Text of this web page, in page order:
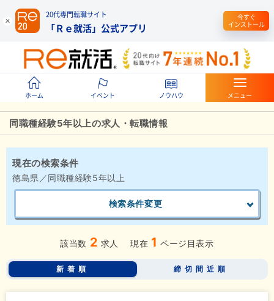
20代専門転職サイト
「Ｒｅ就活」公式アプリ
今すぐ
インストール
ホーム イベント ノウハウ メニュー
同職種経験5年以上の求人・転職情報
現在の検索条件
徳島県／同職種経験5年以上
検索条件変更
該当数 2 求人 現在 1 ページ目表示
新着順 締切間近順